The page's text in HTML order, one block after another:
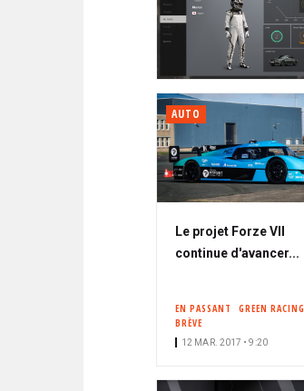
AUTO
Le projet Forze VII
continue d'avancer...
EN PASSANT
GREEN RACING
BRÈVE
12 MAR. 2017 • 9:20